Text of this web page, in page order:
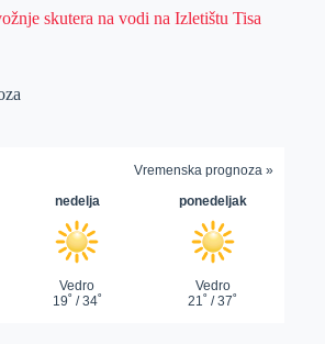
skutera na vodi na Izletištu Tisa